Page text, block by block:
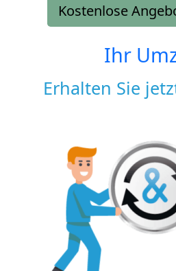
Kostenlose
Ihr
Erhalten Sie